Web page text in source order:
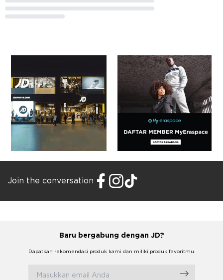
Join the conversation
Baru bergabung dengan JD?
Dapatkan rekomendasi produk kami dan miliki produk favoritmu.